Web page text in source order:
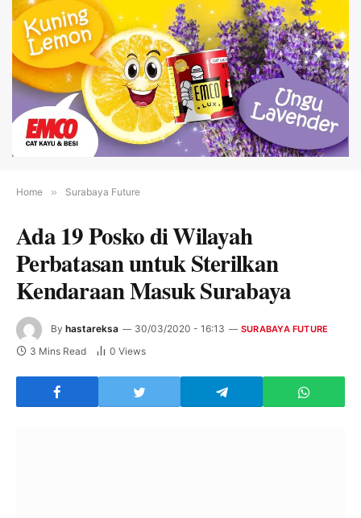
Home » Surabaya Future
Ada 19 Posko di Wilayah
Perbatasan untuk Sterilkan
Kendaraan Masuk Surabaya
By hastareksa 30/03/2020 - 16:13 SURABAYA FUTURE
3 Mins Read 0 Views